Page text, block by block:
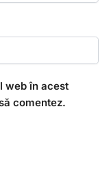
web în acest
comentez.